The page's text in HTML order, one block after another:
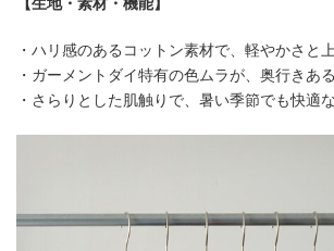
・ハリ感のあるコットン素材で、軽やかさと
・ガーメントダイ特有の色ムラが、奥行きあ
・さらりとした肌触りで、暑い季節でも快適